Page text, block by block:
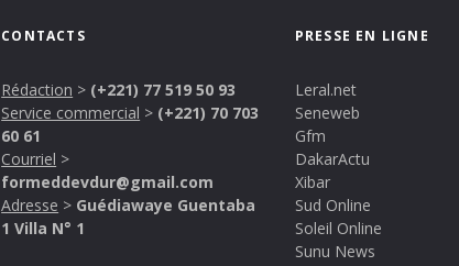
CONTACTS
Rédaction > (+221) 77 519 50 93
Service commercial > (+221) 70 703
60 61
Courriel >
formeddevdur@gmail.com
Adresse > Guédiawaye Guentaba
1 Villa N° 1
PRESSE EN LIGNE
Leral.net
Seneweb
Gfm
DakarActu
Xibar
Sud Online
Soleil Online
Sunu News